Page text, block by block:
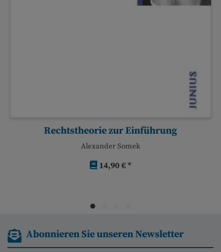
Rechtstheorie zur Einführung
Alexander Somek
14,90 € *
Abonnieren Sie unseren Newsletter